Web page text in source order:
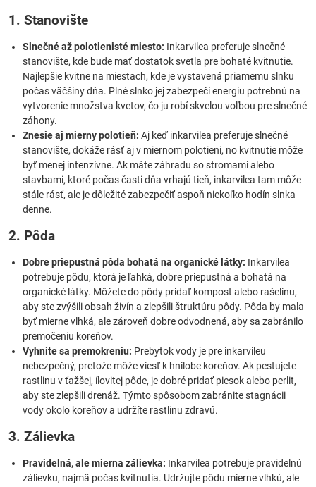
1. Stanovište
Slnečné až polotienisté miesto: Inkarvilea preferuje slnečné
stanovište, kde bude mať dostatok svetla pre bohaté kvitnutie.
Najlepšie kvitne na miestach, kde je vystavená priamemu slnku
počas väčšiny dňa. Plné slnko jej zabezpečí energiu potrebnú na
vytvorenie množstva kvetov, čo ju robí skvelou voľbou pre slnečné
záhony.
Znesie aj mierny polotieň: Aj keď inkarvilea preferuje slnečné
stanovište, dokáže rásť aj v miernom polotieni, no kvitnutie môže
byť menej intenzívne. Ak máte záhradu so stromami alebo
stavbami, ktoré počas časti dňa vrhajú tieň, inkarvilea tam môže
stále rásť, ale je dôležité zabezpečiť aspoň niekoľko hodín slnka
denne.
2. Pôda
Dobre priepustná pôda bohatá na organické látky: Inkarvilea
potrebuje pôdu, ktorá je ľahká, dobre priepustná a bohatá na
organické látky. Môžete do pôdy pridať kompost alebo rašelinu,
aby ste zvýšili obsah živín a zlepšili štruktúru pôdy. Pôda by mala
byť mierne vlhká, ale zároveň dobre odvodnená, aby sa zabránilo
premočeniu koreňov.
Vyhnite sa premokreniu: Prebytok vody je pre inkarvileu
nebezpečný, pretože môže viesť k hnilobe koreňov. Ak pestujete
rastlinu v ťažšej, ílovitej pôde, je dobré pridať piesok alebo perlit,
aby ste zlepšili drenáž. Týmto spôsobom zabránite stagnácii
vody okolo koreňov a udržíte rastlinu zdravú.
3. Zálievka
Pravidelná, ale mierna zálievka: Inkarvilea potrebuje pravidelnú
zálievku, najmä počas kvitnutia. Udržujte pôdu mierne vlhkú, ale